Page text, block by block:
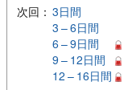
次回： 3日間
3 – 6日間
6 – 9日間
9 – 12日間
12 – 16日間